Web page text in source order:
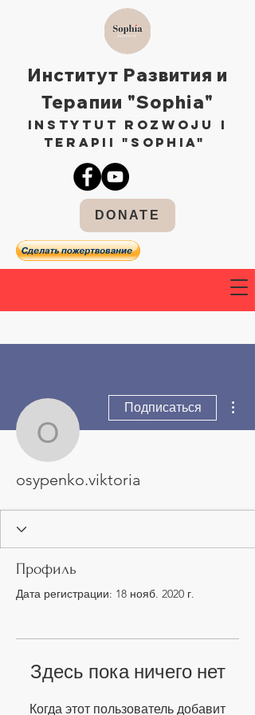
Институт Развития и
Терапии "Sophia"
Instytut Rozwoju i
Terapii "Sophia"
DONATE
osypenko.viktoria
Подписаться
osypenko.viktoria
Профиль
Дата регистрации: 18 нояб. 2020 г.
Здесь пока ничего нет
Когда этот пользователь добавит